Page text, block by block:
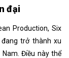
đại
Production, Six
trở thành xu
Điều này thể